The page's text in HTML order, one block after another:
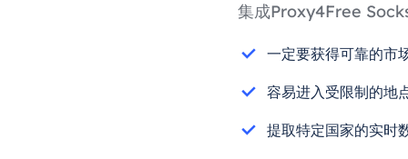
集成Proxy4Free
一定要获得可靠的市
容易进入受限制的地
提取特定国家的实时